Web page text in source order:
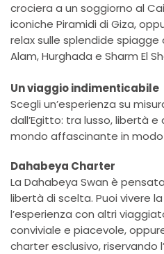
crociera a un soggiorno al
iconiche Piramidi di Giza,
relax sulle splendide spiagge
Alam, Hurghada e Sharm El
Un viaggio indimenticabile
Scegli un’esperienza su
dall’Egitto: tra lusso, libertà
mondo affascinante in
Dahabeya Charter
La Dahabeya Swan è
libertà di scelta. Puoi vivere
l’esperienza con altri
conviviale e piacevole,
charter esclusivo, riservando